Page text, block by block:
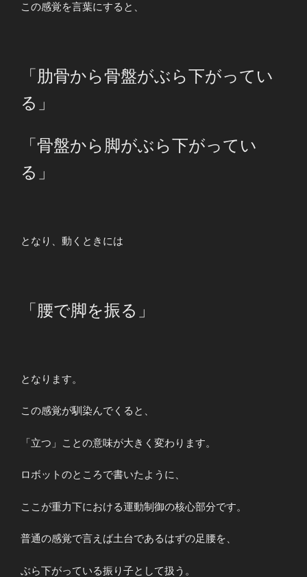
この感覚を言葉にすると、
「肋骨から骨盤がぶら下がってい
る」
「骨盤から脚がぶら下がってい
る」
となり、動くときには
「腰で脚を振る」
となります。
この感覚が馴染んでくると、
「立つ」ことの意味が大きく変わります。
ロボットのところで書いたように、
ここが重力下における運動制御の核心部分です。
普通の感覚で言えば土台であるはずの足腰を、
ぶら下がっている振り子として扱う。